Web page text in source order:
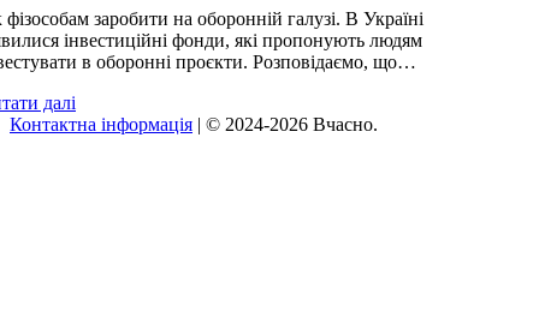
заробити на оборонній галузі. В Україні
інвестиційні фонди, які пропонують людям
в оборонні проєкти. Розповідаємо, що…
далі
Контактна інформація | © 2024-2026 Вчасно.